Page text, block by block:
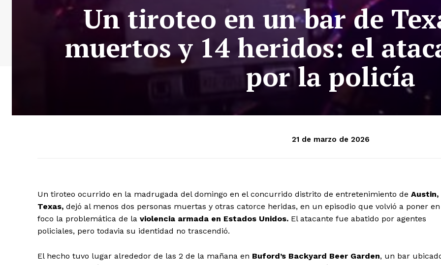
Un tiroteo en un bar de
muertos y 14 heridos: el
por la policía
21 de marzo de 2026
Un tiroteo ocurrido en la madrugada del domingo en el concurrido distrito de entretenimiento de Austin,
Texas, dejó al menos dos personas muertas y otras catorce heridas, en un episodio que volvió a poner en
foco la problemática de la violencia armada en Estados Unidos. El atacante fue abatido por agentes
policiales, pero todavia su identidad no trascendió.
El hecho tuvo lugar alrededor de las 2 de la mañana en Buford’s Backyard Beer Garden, un bar